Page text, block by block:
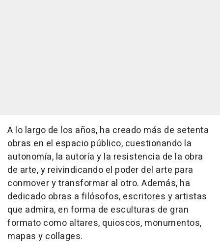
A lo largo de los años, ha creado más de setenta
obras en el espacio público, cuestionando la
autonomía, la autoría y la resistencia de la obra
de arte, y reivindicando el poder del arte para
conmover y transformar al otro. Además, ha
dedicado obras a filósofos, escritores y artistas
que admira, en forma de esculturas de gran
formato como altares, quioscos, monumentos,
mapas y collages.